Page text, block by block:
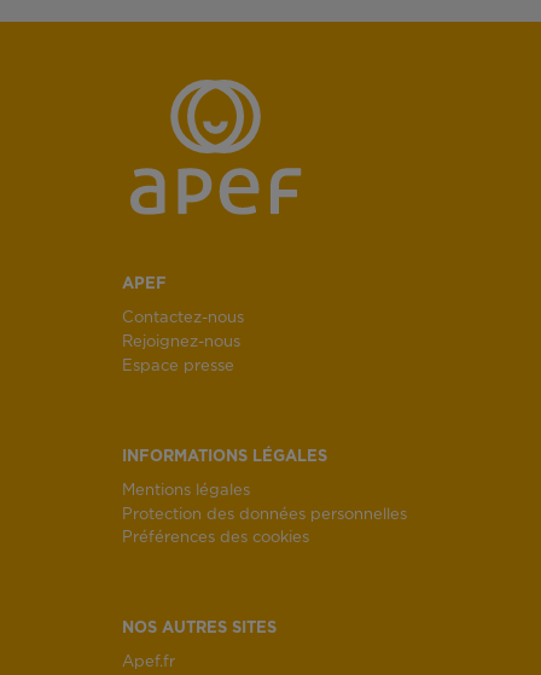
APEF
Contactez-nous
Rejoignez-nous
Espace presse
INFORMATIONS LÉGALES
Mentions légales
Protection des données personnelles
Préférences des cookies
NOS AUTRES SITES
Apef.fr